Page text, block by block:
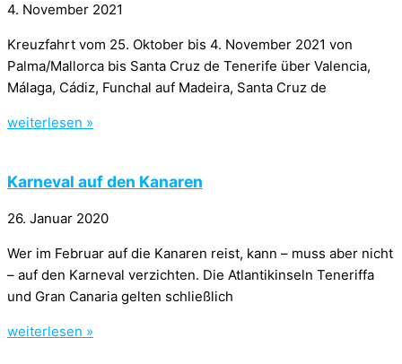
4. November 2021
Kreuzfahrt vom 25. Oktober bis 4. November 2021 von
Palma/Mallorca bis Santa Cruz de Tenerife über Valencia,
Málaga, Cádiz, Funchal auf Madeira, Santa Cruz de
weiterlesen »
Karneval auf den Kanaren
26. Januar 2020
Wer im Februar auf die Kanaren reist, kann – muss aber nicht
– auf den Karneval verzichten. Die Atlantikinseln Teneriffa
und Gran Canaria gelten schließlich
weiterlesen »